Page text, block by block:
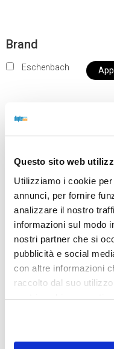
Questo sito web
Utilizziamo i cookie
annunci, per fornire
analizzare il nostro
informazioni sul modo
nostri partner che si
pubblicità e social
con altre informazioni
raccolto dal suo
Brand
Eschenbach
nostro negozio non
da OTTICA DIOPTER
Showing the single result